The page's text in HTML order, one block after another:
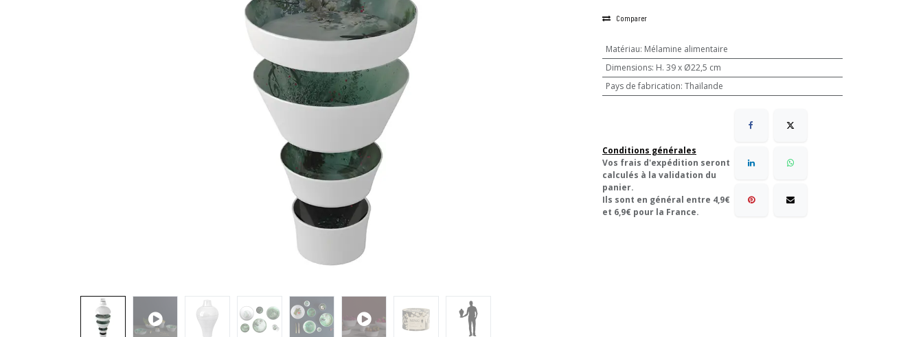
Comparer
Matériau: Mélamine alimentaire
Dimensions: H. 39 x Ø22,5 cm
Pays de fabrication: Thaïlande
Conditions générales
Vos frais d'expédition seront
calculés à la validation du
panier.
Ils sont en général entre 4,9€
et 6,9€ pour la France.